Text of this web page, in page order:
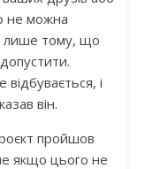
не можна
лише тому, що
і
він.
пройшов
якщо цього не